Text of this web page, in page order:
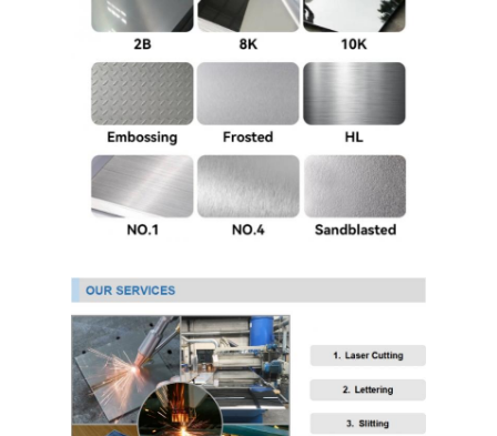
304 ورقة الفولاذ المقاوم للصدأ
316L الفولاذ المقاوم للصدأ الأنابيب
2205 لوحة من الفولاذ المقاوم للصدأ
أنبوب الفولاذ المقاوم للصدأ الزخرفية
شريط الفولاذ المقاوم للصدأ
مادة الألمنيوم